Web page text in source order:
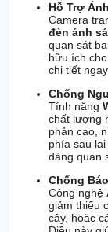
Hỗ Trợ
Camera
đèn ánh
quan sát
hữu ích
chi tiết
Chống
Tính năng
chất lượng
phản cao,
phía sau
dàng quan
Chống
Công nghệ
giảm thiểu
cây, hoặc